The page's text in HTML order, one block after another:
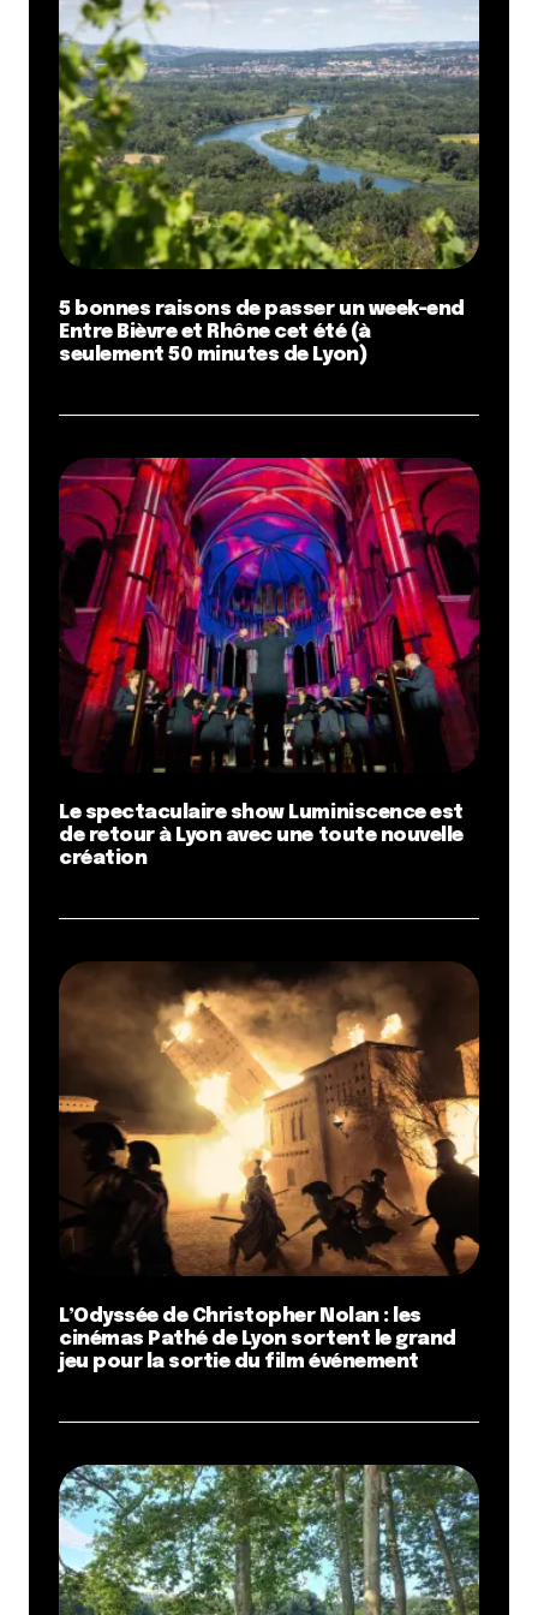
Dis-nous tout*
Enregistrer mon nom, mon e-mail et mon site dans le
navigateur pour mon prochain commentaire.
Et bim !
5 bonnes raisons de passer un week-end
Entre Bièvre et Rhône cet été (à
seulement 50 minutes de Lyon)
Le spectaculaire show Luminiscence est
de retour à Lyon avec une toute nouvelle
création
L’Odyssée de Christopher Nolan : les
cinémas Pathé de Lyon sortent le grand
jeu pour la sortie du film événement